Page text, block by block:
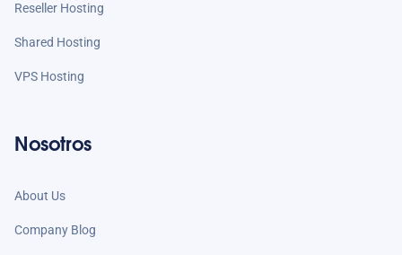
Reseller Hosting
Shared Hosting
VPS Hosting
Nosotros
About Us
Company Blog